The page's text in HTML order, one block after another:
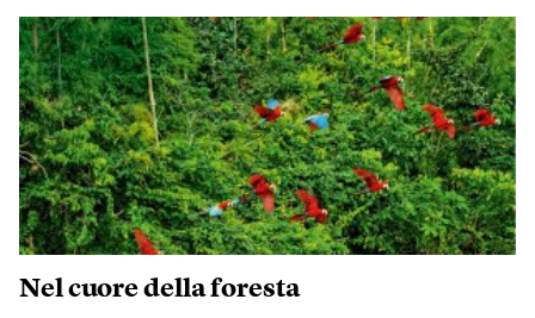
Nel cuore della foresta